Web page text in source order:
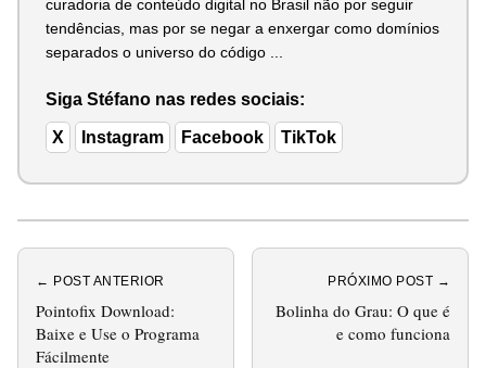
curadoria de conteúdo digital no Brasil não por seguir
tendências, mas por se negar a enxergar como domínios
separados o universo do código ...
Siga Stéfano nas redes sociais:
X Instagram Facebook TikTok
← POST ANTERIOR
Pointofix Download:
Baixe e Use o Programa
Fácilmente
PRÓXIMO POST →
Bolinha do Grau: O que é
e como funciona